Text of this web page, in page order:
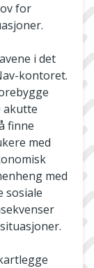
for
i det
kontoret.
akutte
finne
med
med
sosiale